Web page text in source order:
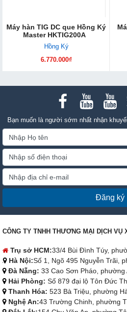
Máy hàn TIG DC que Hồng Ký
Master HKTIG200A
Hồng Ký
6.770.000₫
Bạn muốn là người sớm nhất nhận
Đăng ký
CÔNG TY TNHH THƯƠNG MẠI DỊCH VỤ
Trụ sở HCM:33/4 Bùi Đình Túy,
Hà Nội:Số 1, Ngõ 495 Nguyễn Trãi,
Đà Nẵng: 33 Cao Sơn Pháo, phường
Hải Phòng: Số 879 đại lộ Tôn Đức
Thanh Hóa: 523 Bà Triệu, phường
Nghệ An:43 Trường Chinh, phường